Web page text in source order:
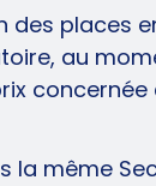
des
au
la même